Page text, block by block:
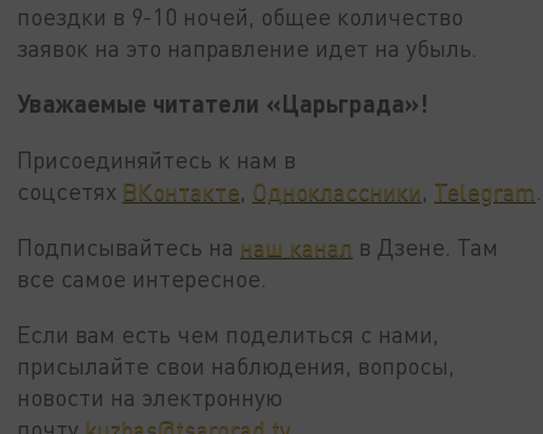
поездки в 9-10 ночей, общее количество
заявок на это направление идет на убыль.
Уважаемые читатели «Царьграда»!
Присоединяйтесь к нам в
соцсетях ВКонтакте, Одноклассники, Telegram
Подписывайтесь на наш канал в Дзене. Там
все самое интересное.
Если вам есть чем поделиться с нами,
присылайте свои наблюдения, вопросы,
новости на электронную
почту kuzbas@tsargrad.tv